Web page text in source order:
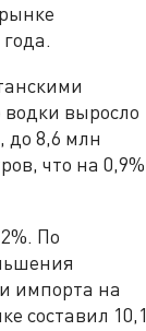
выросло
до 8,6 млн
что на 0,9%
По
импорта на
составил 10,1